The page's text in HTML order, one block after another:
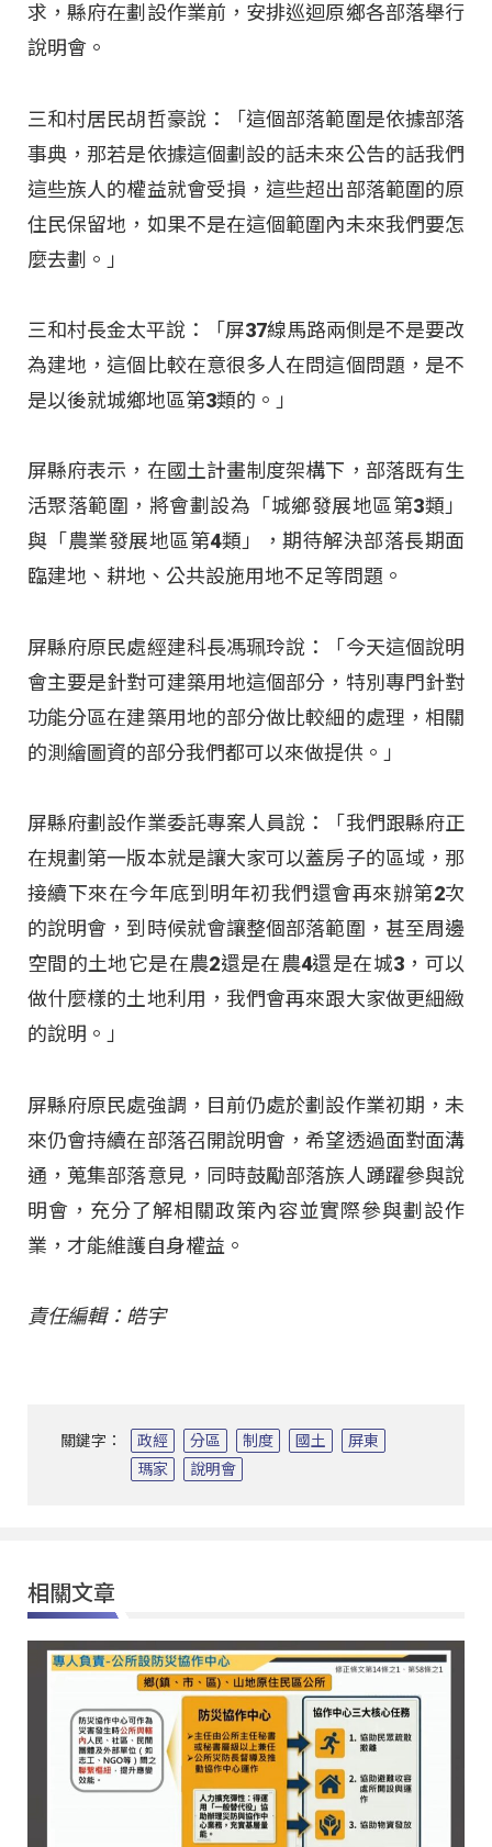
求，縣府在劃設作業前，安排巡迴原鄉各部落舉行
說明會。
三和村居民胡哲豪說：「這個部落範圍是依據部落
事典，那若是依據這個劃設的話未來公告的話我們
這些族人的權益就會受損，這些超出部落範圍的原
住民保留地，如果不是在這個範圍內未來我們要怎
麼去劃。」
三和村長金太平說：「屏37線馬路兩側是不是要改
為建地，這個比較在意很多人在問這個問題，是不
是以後就城鄉地區第3類的。」
屏縣府表示，在國土計畫制度架構下，部落既有生
活聚落範圍，將會劃設為「城鄉發展地區第3類」
與「農業發展地區第4類」，期待解決部落長期面
臨建地、耕地、公共設施用地不足等問題。
屏縣府原民處經建科長馮珮玲說：「今天這個說明
會主要是針對可建築用地這個部分，特別專門針對
功能分區在建築用地的部分做比較細的處理，相關
的測繪圖資的部分我們都可以來做提供。」
屏縣府劃設作業委託專案人員說：「我們跟縣府正
在規劃第一版本就是讓大家可以蓋房子的區域，那
接續下來在今年底到明年初我們還會再來辦第2次
的說明會，到時候就會讓整個部落範圍，甚至周邊
空間的土地它是在農2還是在農4還是在城3，可以
做什麼樣的土地利用，我們會再來跟大家做更細緻
的說明。」
屏縣府原民處強調，目前仍處於劃設作業初期，未
來仍會持續在部落召開說明會，希望透過面對面溝
通，蒐集部落意見，同時鼓勵部落族人踴躍參與說
明會，充分了解相關政策內容並實際參與劃設作
業，才能維護自身權益。
責任編輯：皓宇
關鍵字： 政經 分區 制度 國土
屏東
瑪家
說明會
相關文章